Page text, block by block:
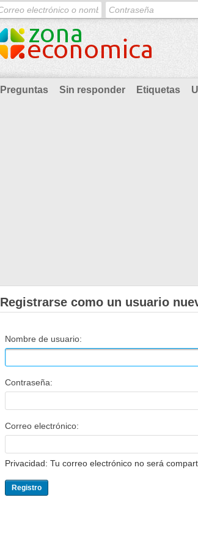
Preguntas Sin responder Etiquetas
Registrarse como un usuario
Nombre de usuario:
Contraseña:
Correo electrónico:
Privacidad: Tu correo electrónico no será